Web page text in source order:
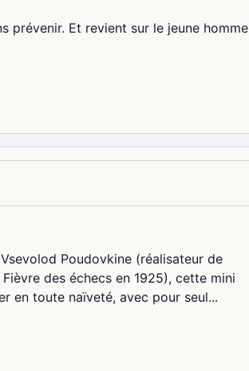
prévenir. Et revient sur le jeune homme
Poudovkine (réalisateur de
des échecs en 1925), cette mini
en toute naïveté, avec pour seul...